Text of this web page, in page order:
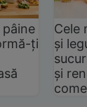
ți
Cele
și
și